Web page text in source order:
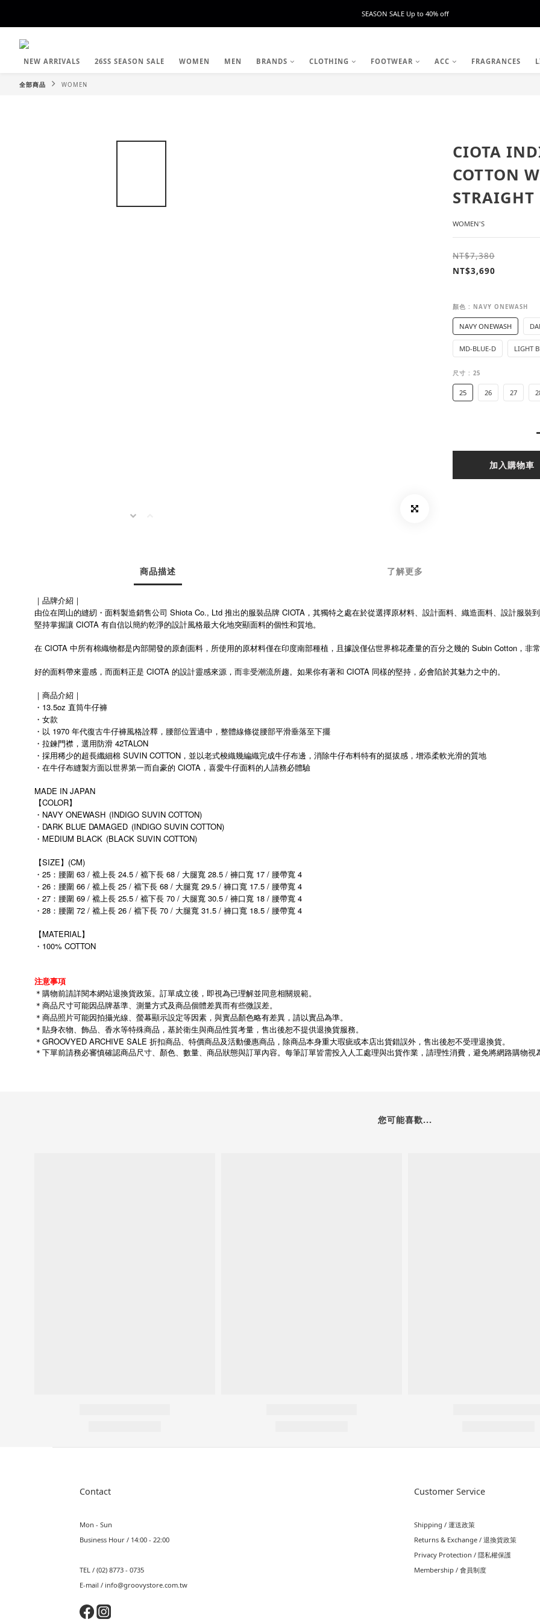
SEASON SALE Up to 40% off
NEW ARRIVALS
26SS SEASON SALE WOMEN MEN BRANDS CLOTHING FOOTWEAR ACC FRAGRANCES
全部商品 WOMEN
CIOTA
COTTON
WOMEN'S
NT$7,380
NT$3,690
顏色 : NAVY ONEWASH
NAVY ONEWASH
MD-BLUE-D LIGHT
尺寸 : 25
25 26 27
加入購物車
商品描述 了解更多
｜品牌介紹｜
由位在岡山的縫紉・面料製造銷售公司 Shiota Co., Ltd 推出的服裝品牌 CIOTA，其獨特之處在於從選擇原材料、設計面料、織造面料、設計服裝
堅持掌握讓 CIOTA 有自信以簡約乾淨的設計風格最大化地突顯面料的個性和質地。
在 CIOTA 中所有棉織物都是內部開發的原創面料，所使用的原材料僅在印度南部種植，且據說僅佔世界棉花產量的百分之幾的 Subin Cotton，非
好的面料帶來靈感，而面料正是 CIOTA 的設計靈感來源，而非受潮流所趨。如果你有著和 CIOTA 同樣的堅持，必會陷於其魅力之中的。
｜商品介紹｜
・13.5oz 直筒牛仔褲
・女款
・以 1970 年代復古牛仔褲風格詮釋，腰部位置適中，整體線條從腰部平滑垂落至下擺
・拉鍊門襟，選用防滑 42TALON
・採用稀少的超長纖細棉 SUVIN COTTON，並以老式梭織幾編織完成牛仔布邊，消除牛仔布料特有的挺拔感，增添柔軟光滑的質地
・在牛仔布縫製方面以世界第一而自豪的 CIOTA，喜愛牛仔面料的人請務必體驗
MADE IN JAPAN
【COLOR】
・NAVY ONEWASH (INDIGO SUVIN COTTON)
・DARK BLUE DAMAGED (INDIGO SUVIN COTTON)
・MEDIUM BLACK (BLACK SUVIN COTTON)
【SIZE】(CM)
・25：腰圍 63 / 襠上長 24.5 / 襠下長 68 / 大腿寬 28.5 / 褲口寬 17 / 腰帶寬 4
・26：腰圍 66 / 襠上長 25 / 襠下長 68 / 大腿寬 29.5 / 褲口寬 17.5 / 腰帶寬 4
・27：腰圍 69 / 襠上長 25.5 / 襠下長 70 / 大腿寬 30.5 / 褲口寬 18 / 腰帶寬 4
・28：腰圍 72 / 襠上長 26 / 襠下長 70 / 大腿寬 31.5 / 褲口寬 18.5 / 腰帶寬 4
【MATERIAL】
・100% COTTON
注意事項
＊購物前請詳閱本網站退換貨政策。訂單成立後，即視為已理解並同意相關規範。
＊商品尺寸可能因品牌基準、測量方式及商品個體差異而有些微誤差。
＊商品照片可能因拍攝光線、螢幕顯示設定等因素，與實品顏色略有差異，請以實品為準。
＊貼身衣物、飾品、香水等特殊商品，基於衛生與商品性質考量，售出後恕不提供退換貨服務。
＊GROOVYED ARCHIVE SALE 折扣商品、特價商品及活動優惠商品，除商品本身重大瑕疵或本店出貨錯誤外，售出後恕不受理退換貨。
＊下單前請務必審慎確認商品尺寸、顏色、數量、商品狀態與訂單內容。每筆訂單皆需投入人工處理與出貨作業，請理性消費，避免將網路購物視
您可能喜歡...
Contact
Mon - Sun
Business Hour / 14:00 - 22:00
TEL / (02) 8773 - 0735
E-mail / info@groovystore.com.tw
Customer Service
Shipping / 運送政策
Returns & Exchange / 退換貨政策
Privacy Protection / 隱私權保護
Membership / 會員制度